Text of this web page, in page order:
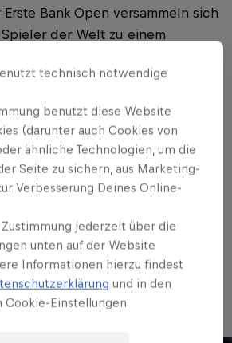
Bank Open versammeln sich
der Welt zu einem
wird, während derDJ
für Spieler & Zuschauer dropped.
um zu sehen, wer dieses
einer noch nie dagewesenen
willst, solltest du dir das
am23. Oktobernicht
💿
die Tickets! 🎟️
technisch notwendige
benutzt diese Website
(darunter auch Cookies von
ähnliche Technologien, um die
Seite zu sichern, aus Marketing-
Verbesserung Deines Online-
jederzeit über die
unten auf der Website
Informationen hierzu findest
und in den
Cookie-Einstellungen.